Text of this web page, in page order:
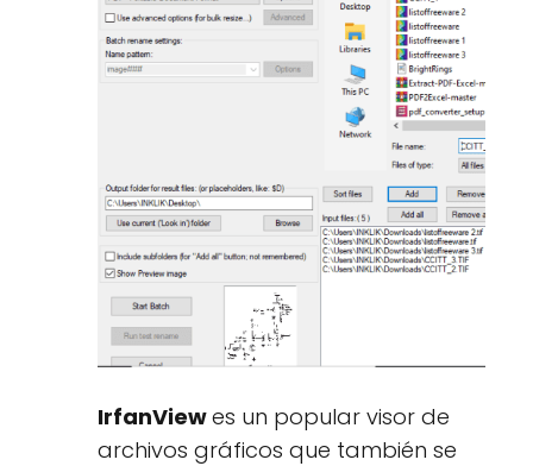
IrfanViewes un popular visor de
archivos gráficos que también se